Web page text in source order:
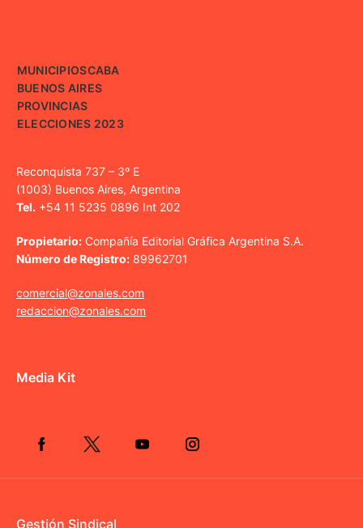
MUNICIPIOSCABA
BUENOS AIRES
PROVINCIAS
ELECCIONES 2023
Reconquista 737 – 3º E
(1003) Buenos Aires, Argentina
Tel. +54 11 5235 0896 Int 202
Propietario: Compañía Editorial Gráfica Argentina S.A.
Número de Registro: 89962701
comercial@zonales.com
redaccion@zonales.com
Media Kit
Gestión Sindical